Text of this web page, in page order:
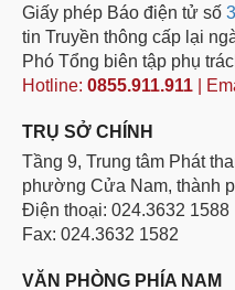
Giấy phép Báo điện tử số
tin Truyền thông cấp lại
Phó Tổng biên tập phụ
Hotline: 0855.911.911 |
TRỤ SỞ CHÍNH
Tầng 9, Trung tâm Phát
phường Cửa Nam, thành
Điện thoại: 024.3632 1588
Fax: 024.3632 1582
VĂN PHÒNG PHÍA NAM